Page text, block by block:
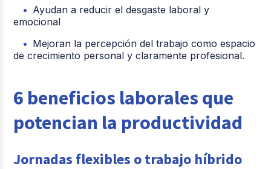
Ayudan a reducir el desgaste laboral y
emocional
Mejoran la percepción del trabajo como espacio
de crecimiento personal y claramente profesional.
6 beneficios laborales que
potencian la productividad
Jornadas flexibles o trabajo híbrido